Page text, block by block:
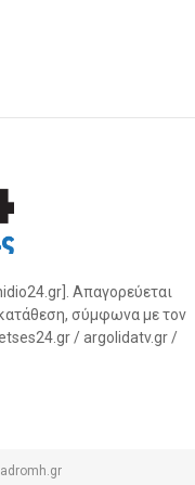
Απαγορεύεται
σύμφωνα με τον
/ argolidatv.gr /